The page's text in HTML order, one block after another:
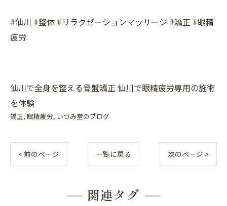
#仙川 #整体 #リラクゼーションマッサージ #矯正 #眼精
疲労
仙川で全身を整える骨盤矯正 仙川で眼精疲労専用の施術
を体験
矯正 眼精疲労 いづみ堂のブログ
< 前のページ 一覧に戻る 次のページ >
関連タグ